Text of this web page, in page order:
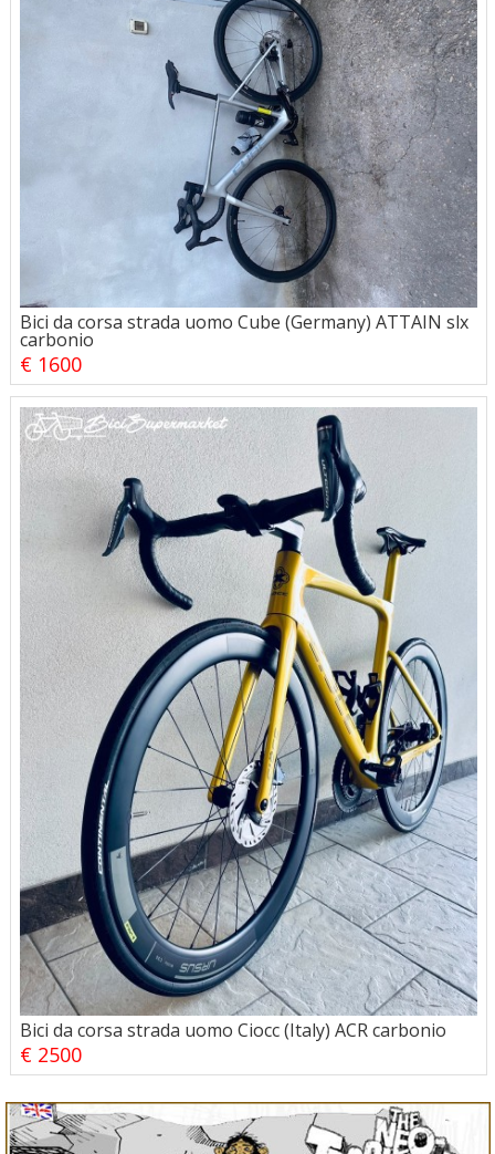
Bici da corsa strada uomo Cube (Germany) ATTAIN slx
carbonio
€ 1600
Bici da corsa strada uomo Ciocc (Italy) ACR carbonio
€ 2500